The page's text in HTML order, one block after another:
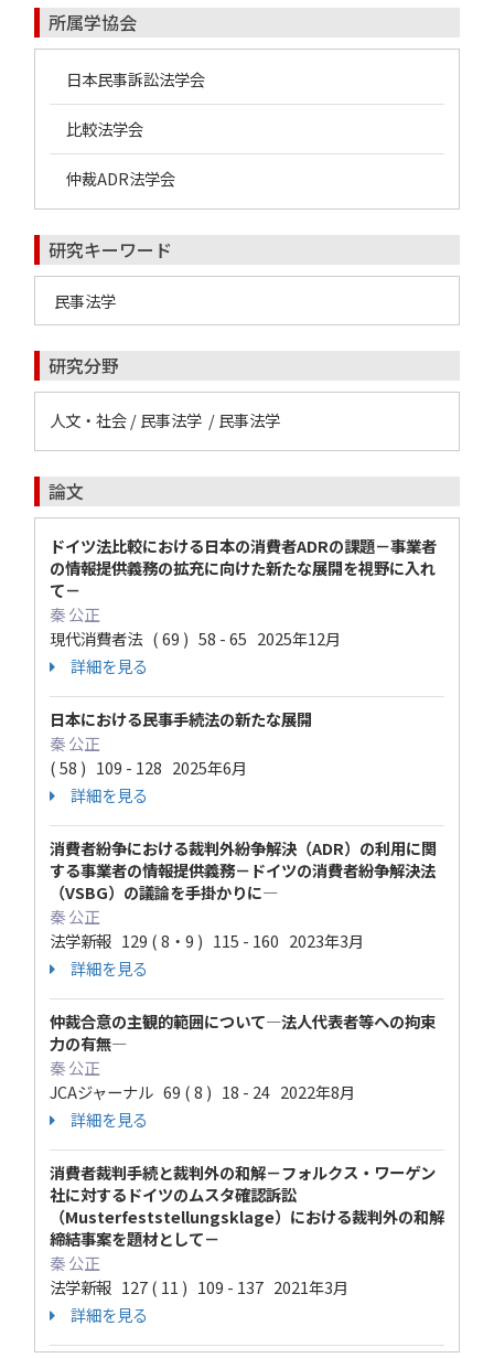
所属学協会
日本民事訴訟法学会
比較法学会
仲裁ADR法学会
研究キーワード
民事法学
研究分野
人文・社会 / 民事法学 / 民事法学
論文
ドイツ法比較における日本の消費者ADRの課題－事業者
の情報提供義務の拡充に向けた新たな展開を視野に入れ
て－
秦 公正
現代消費者法 ( 69 ) 58 - 65 2025年12月
詳細を見る
日本における民事手続法の新たな展開
秦 公正
( 58 ) 109 - 128 2025年6月
詳細を見る
消費者紛争における裁判外紛争解決（ADR）の利用に関
する事業者の情報提供義務－ドイツの消費者紛争解決法
（VSBG）の議論を手掛かりに―
秦 公正
法学新報 129 ( 8・9 ) 115 - 160 2023年3月
詳細を見る
仲裁合意の主観的範囲について―法人代表者等への拘束
力の有無―
秦 公正
JCAジャーナル 69 ( 8 ) 18 - 24 2022年8月
詳細を見る
消費者裁判手続と裁判外の和解－フォルクス・ワーゲン
社に対するドイツのムスタ確認訴訟
（Musterfeststellungsklage）における裁判外の和解
締結事案を題材として－
秦 公正
法学新報 127 ( 11 ) 109 - 137 2021年3月
詳細を見る